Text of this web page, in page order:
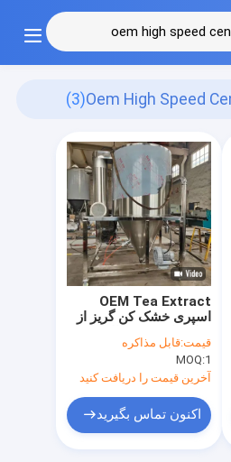
Oem High Speed
(3)
OEM Tea Extract
اسپری خشک کن گریز از
Slurry Spray Dryer
Industrial
قیمت:قابل مذاکره
MOQ:1
آخرین قیمت را دریافت کنید
اکنون تماس بگیرید